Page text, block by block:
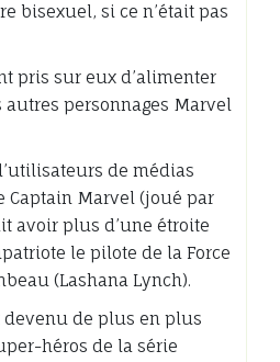
bisexuel, si ce n’était pas
pris sur eux d’alimenter
personnages Marvel
de médias
Captain Marvel (joué par
avoir plus d’une étroite
le pilote de la Force
(Lashana Lynch).
devenu de plus en plus
héros de la série